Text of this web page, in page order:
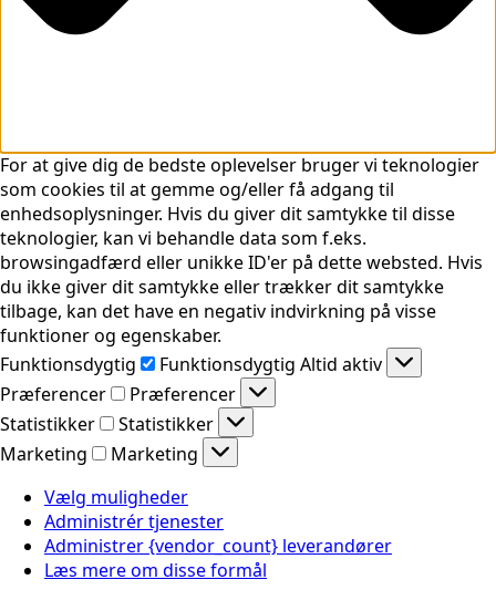
For at give dig de bedste oplevelser bruger vi teknologier
som cookies til at gemme og/eller få adgang til
enhedsoplysninger. Hvis du giver dit samtykke til disse
teknologier, kan vi behandle data som f.eks.
browsingadfærd eller unikke ID'er på dette websted. Hvis
du ikke giver dit samtykke eller trækker dit samtykke
tilbage, kan det have en negativ indvirkning på visse
funktioner og egenskaber.
Funktionsdygtig
Funktionsdygtig Altid aktiv
Præferencer
Præferencer
Statistikker
Statistikker
Marketing
Marketing
Vælg muligheder
Administrér tjenester
Administrer {vendor_count} leverandører
Læs mere om disse formål